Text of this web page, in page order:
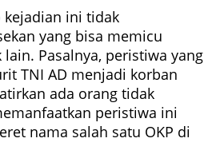
ini tidak
yang bisa memicu
Pasalnya, peristiwa yang
TNI AD menjadi korban
ada orang tidak
peristiwa ini
nama salah satu OKP di